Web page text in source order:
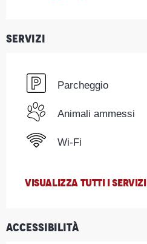
Servizi
Parcheggio
Animali ammessi
Wi-Fi
VISUALIZZA TUTTI I SERVIZI
Accessibilità